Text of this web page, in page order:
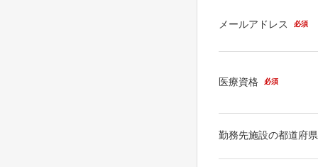
メールアドレス 必須
医療資格 必須
勤務先施設の都道府県